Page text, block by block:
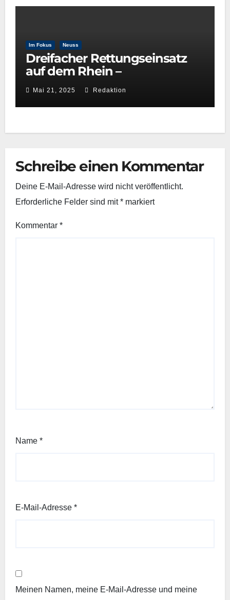
Im Fokus Neuss
Dreifacher Rettungseinsatz
auf dem Rhein –
Wasserwacht Neuss beweist
schnelle Reaktionsfähigkeit
Mai 21, 2025 Redaktion
Schreibe einen Kommentar
Deine E-Mail-Adresse wird nicht veröffentlicht.
Erforderliche Felder sind mit* markiert
Kommentar *
Name *
E-Mail-Adresse *
Meinen Namen, meine E-Mail-Adresse und meine